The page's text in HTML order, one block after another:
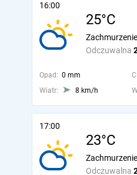
16:00
25°C
Odczuwalna
Opad: 0 mm
Wiatr:
8 km/h
17:00
23°C
Odczuwalna